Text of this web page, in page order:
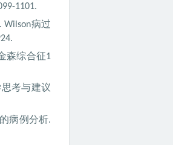
1101.
. Wilson病过
森综合征1
考与建议
病例分析.